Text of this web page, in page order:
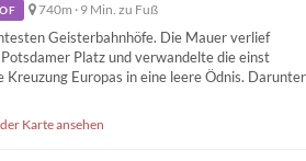
740m · 9 Min. zu Fuß
Geisterbahnhöfe. Die Mauer verlief
Platz und verwandelte die einst
Kreuzung Europas in eine leere Ödnis. Darunter
Karte ansehen